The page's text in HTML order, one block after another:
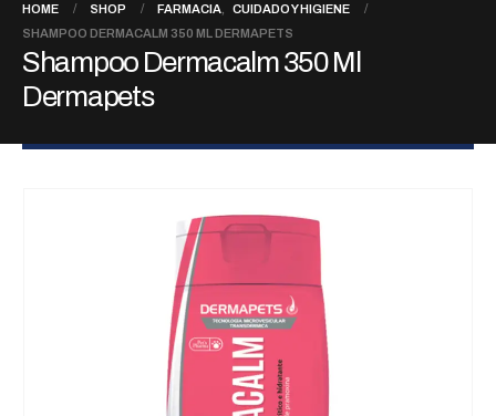
HOME SHOP FARMACIA
CUIDADO Y HIGIENE
SHAMPOO DERMACALM 350 ML DERMAPETS
Shampoo Dermacalm 350 Ml
Dermapets